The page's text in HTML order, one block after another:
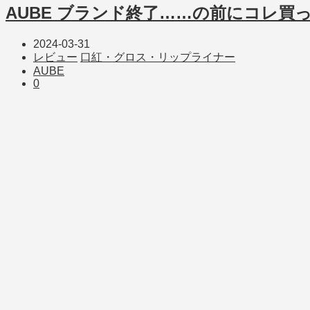
AUBE ブランド終了……の前にコレ買
2024-03-31
レビュー 口紅・グロス・リップライナー
AUBE
0